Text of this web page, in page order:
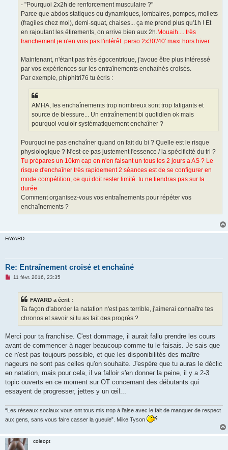
- "Pourquoi 2x2h de renforcement musculaire ?"
Parce que abdos statiques ou dynamiques, lombaires, pompes, mollets
(fragiles chez moi), demi-squat, chaises... ça me prend plus qu'1h ! Et
en rajoutant les étirements, on arrive bien aux 2h.Mouaih.... très
franchement je n'en vois pas l'intérêt. perso 2x30'/40' maxi hors hiver
Maintenant, n'étant pas très égocentrique, j'avoue être plus intéressé
par vos expériences sur les entraînements enchaînés croisés.
Par exemple, phiphitri76 tu écris :
AMHA, les enchaînements trop nombreux sont trop fatigants et
source de blessure... Un entraînement bi quotidien ok mais
pourquoi vouloir systématiquement enchaîner ?
Pourquoi ne pas enchaîner quand on fait du bi ? Quelle est le risque
physiologique ? N'est-ce pas justement l'essence / la spécificité du tri ?
Tu prépares un 10km cap en n'en faisant un tous les 2 jours a AS ? Le
risque d'enchaîner très rapidement 2 séances est de se configurer en
mode compétition, ce qui doit rester limité. tu ne tiendras pas sur la
durée
Comment organisez-vous vos entraînements pour répéter vos
enchaînements ?
FAYARD
Re: Entraînement croisé et enchaîné
M
l
u
11 févr. 2016, 23:35
FAYARD a écrit :
Ta façon d'aborder la natation n'est pas terrible, j'aimerai connaître tes
chronos et savoir si tu as fait des progrès ?
Merci pour ta franchise. C'est dommage, il aurait fallu prendre les cours
avant de commencer à nager beaucoup comme tu le faisais. Je sais que
ce n'est pas toujours possible, et que les disponibilités des maître
nageurs ne sont pas celles qu'on souhaite. J'espère que tu auras le déclic
en natation, mais pour cela, il va falloir s'en donner la peine, il y a 2-3
topic ouverts en ce moment sur OT concernant des débutants qui
essayent de progresser, jettes y un œil...
“Les réseaux sociaux vous ont tous mis trop à l’aise avec le fait de manquer de respect
aux gens, sans vous faire casser la gueule”. Mike Tyson
coleopt